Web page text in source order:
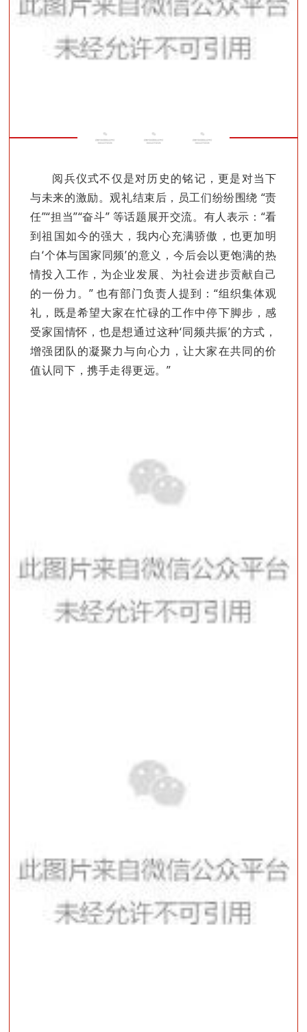
阅兵仪式不仅是对历史的铭记，更是对当下
与未来的激励。观礼结束后，员工们纷纷围绕 “责
任”“担当”“奋斗” 等话题展开交流。有人表示：“看
到祖国如今的强大，我内心充满骄傲，也更加明
白‘个体与国家同频’的意义，今后会以更饱满的热
情投入工作，为企业发展、为社会进步贡献自己
的一份力。” 也有部门负责人提到：“组织集体观
礼，既是希望大家在忙碌的工作中停下脚步，感
受家国情怀，也是想通过这种‘同频共振’的方式，
增强团队的凝聚力与向心力，让大家在共同的价
值认同下，携手走得更远。”